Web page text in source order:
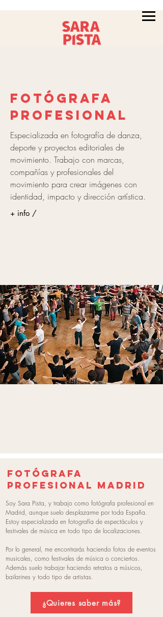
fotógrafa
profesional
Especializada en fotografía de danza,
deporte y proyectos editoriales de
movimiento. Trabajo con marcas,
compañías y profesionales del
movimiento para crear imágenes con
identidad, impacto y dirección artística.
+ info /
fotógrafa
profesional madrid
Soy Sara Pista, y trabajo como fotógrafa profesional en
Madrid, aunque suelo desplazarme por toda España.
Estoy especializada en fotografía de espectáculos y
festivales de música en todo tipo de localizaciones.
Por lo general, me encontrarás haciendo fotos de eventos
musicales, como festivales de música o conciertos.
Además suelo trabajar haciendo retratos a músicos,
bailarines y todo tipo de artistas.
¿Quieres saber más?